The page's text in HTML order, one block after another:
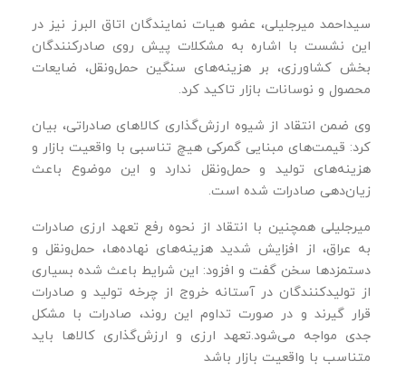
سیداحمد میرجلیلی، عضو هیات نمایندگان اتاق البرز نیز در
این نشست با اشاره به مشکلات پیش روی صادرکنندگان
بخش کشاورزی، بر هزینه‌های سنگین حمل‌ونقل، ضایعات
محصول و نوسانات بازار تاکید کرد.
وی ضمن انتقاد از شیوه ارزش‌گذاری کالاهای صادراتی، بیان
کرد: قیمت‌های مبنایی گمرکی هیچ تناسبی با واقعیت بازار و
هزینه‌های تولید و حمل‌ونقل ندارد و این موضوع باعث
زیان‌دهی صادرات شده است.
میرجلیلی همچنین با انتقاد از نحوه رفع تعهد ارزی صادرات
به عراق، از افزایش شدید هزینه‌های نهاده‌ها، حمل‌ونقل و
دستمزدها سخن گفت و افزود: این شرایط باعث شده بسیاری
از تولیدکنندگان در آستانه خروج از چرخه تولید و صادرات
قرار گیرند و در صورت تداوم این روند، صادرات با مشکل
جدی مواجه می‌شود.تعهد ارزی و ارزش‌گذاری کالاها باید
متناسب با واقعیت بازار باشد